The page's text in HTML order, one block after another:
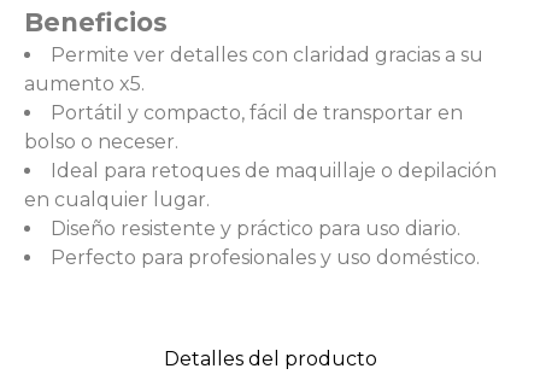
Detalles del producto
Beneficios
Permite ver detalles con claridad gracias a su
aumento x5.
Portátil y compacto, fácil de transportar en
bolso o neceser.
Ideal para retoques de maquillaje o depilación
en cualquier lugar.
Diseño resistente y práctico para uso diario.
Perfecto para profesionales y uso doméstico.